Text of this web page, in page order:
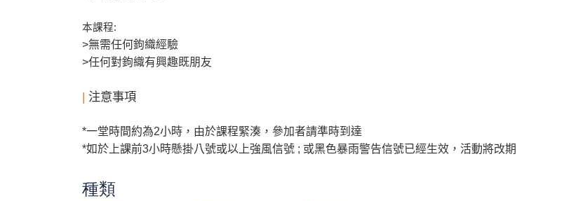
本課程:
>無需任何鉤織經驗
>任何對鉤織有興趣既朋友
| 注意事項
*一堂時間約為2小時，由於課程緊湊，參加者請準時到達
*如於上課前3小時懸掛八號或以上強風信號 ; 或黑色暴雨警告信號已經生效，活動將改期
種類